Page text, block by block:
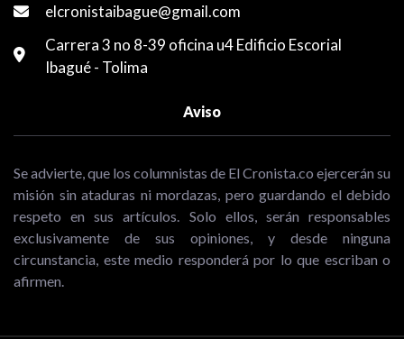
elcronistaibague@gmail.com
Carrera 3 no 8-39 oficina u4 Edificio Escorial
Ibagué - Tolima
Aviso
Se advierte, que los columnistas de El Cronista.co ejercerán su
misión sin ataduras ni mordazas, pero guardando el debido
respeto en sus artículos. Solo ellos, serán responsables
exclusivamente de sus opiniones, y desde ninguna
circunstancia, este medio responderá por lo que escriban o
afirmen.